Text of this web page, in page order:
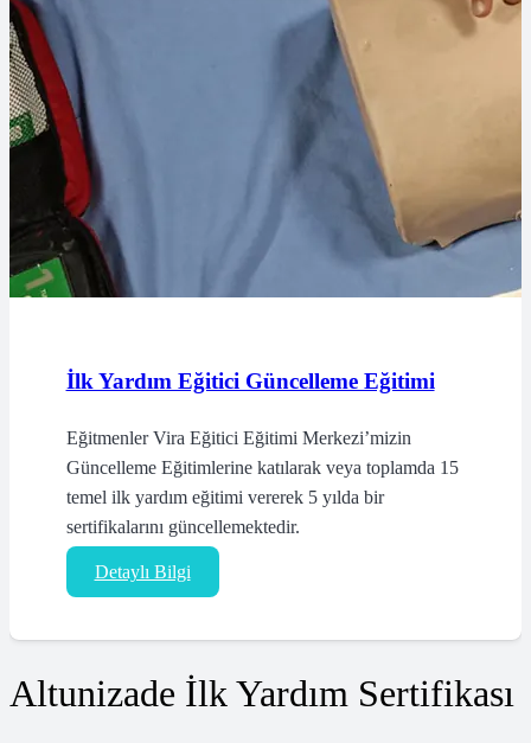
İlk Yardım Eğitici Güncelleme Eğitimi
Eğitmenler Vira Eğitici Eğitimi Merkezi’mizin
Güncelleme Eğitimlerine katılarak veya toplamda 15
temel ilk yardım eğitimi vererek 5 yılda bir
sertifikalarını güncellemektedir.
Detaylı Bilgi
Altunizade İlk Yardım Sertifikası